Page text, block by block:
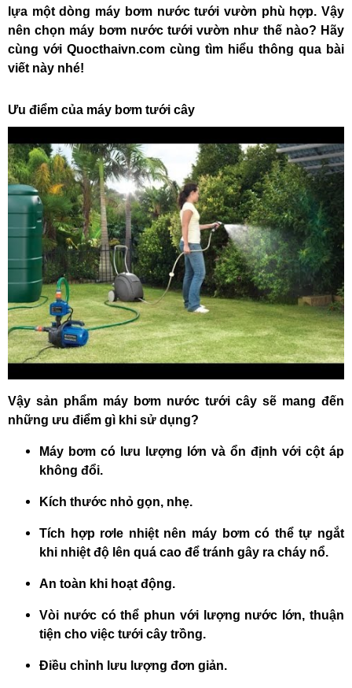
lựa một dòng máy bơm nước tưới vườn phù hợp. Vậy
nên chọn máy bơm nước tưới vườn như thế nào? Hãy
cùng với Quocthaivn.com cùng tìm hiểu thông qua bài
viết này nhé!
Ưu điểm của máy bơm tưới cây
Vậy sản phẩm máy bơm nước tưới cây sẽ mang đến
những ưu điểm gì khi sử dụng?
Máy bơm có lưu lượng lớn và ổn định với cột áp
không đổi.
Kích thước nhỏ gọn, nhẹ.
Tích hợp rơle nhiệt nên máy bơm có thể tự ngắt
khi nhiệt độ lên quá cao để tránh gây ra cháy nổ.
An toàn khi hoạt động.
Vòi nước có thể phun với lượng nước lớn, thuận
tiện cho việc tưới cây trồng.
Điều chỉnh lưu lượng đơn giản.